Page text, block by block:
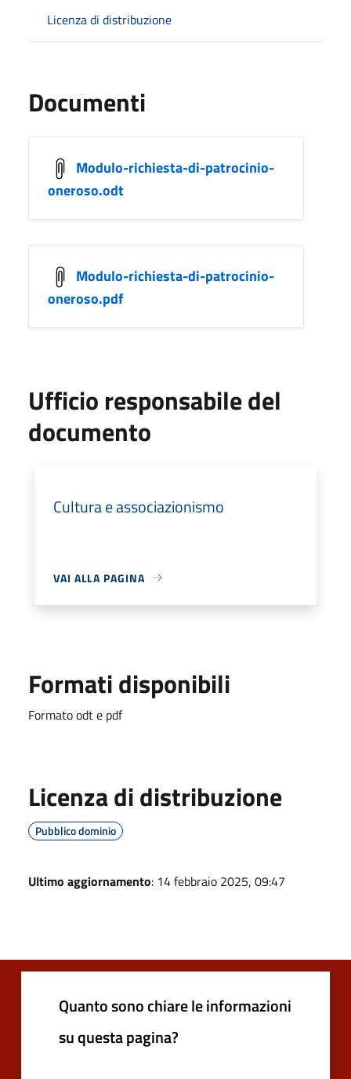
Licenza di distribuzione
Documenti
Modulo-richiesta-di-patrocinio-
oneroso.odt
Modulo-richiesta-di-patrocinio-
oneroso.pdf
Ufficio responsabile del
documento
Cultura e associazionismo
VAI ALLA PAGINA
Formati disponibili
Formato odt e pdf
Licenza di distribuzione
Pubblico dominio
Ultimo aggiornamento: 14 febbraio 2025, 09:47
Quanto sono chiare le informazioni
su questa pagina?